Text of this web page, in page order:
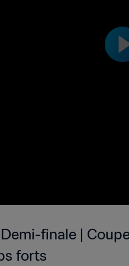
finale |
forts